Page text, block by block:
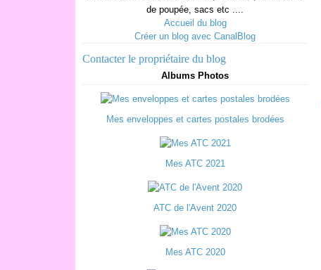
de poupée, sacs etc ....
Accueil du blog
Créer un blog avec CanalBlog
Contacter le propriétaire du blog
Albums Photos
Mes enveloppes et cartes postales brodées
Mes ATC 2021
ATC de l'Avent 2020
Mes ATC 2020